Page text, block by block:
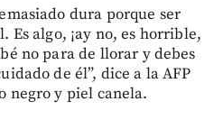
dura porque ser
Es algo, ¡ay no, es horrible,
no para de llorar y debes
de él”, dice a la AFP
negro y piel canela.